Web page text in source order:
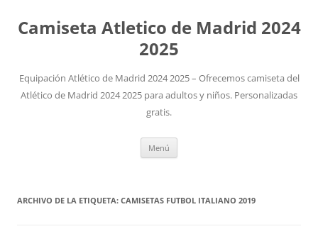
Camiseta Atletico de Madrid 2024
2025
Equipación Atlético de Madrid 2024 2025 – Ofrecemos camiseta del
Atlético de Madrid 2024 2025 para adultos y niños. Personalizadas
gratis.
Menú
ARCHIVO DE LA ETIQUETA: CAMISETAS FUTBOL ITALIANO 2019